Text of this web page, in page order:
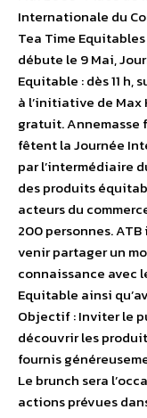
Internationale du
Tea Time
débute le 9 Mai,
Equitable : dès 11
à l’initiative de Max
gratuit.
fêtent la Journée
par l’intermédiaire
des produits
acteurs du
200 personnes.
venir partager un
connaissance avec
Equitable ainsi
Objectif : Inviter le
découvrir les
fournis
Le brunch sera
actions prévues